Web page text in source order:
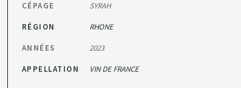
CÉPAGE SYRAH
RÉGION RHONE
ANNÉES 2023
APPELLATION VIN DE FRANCE